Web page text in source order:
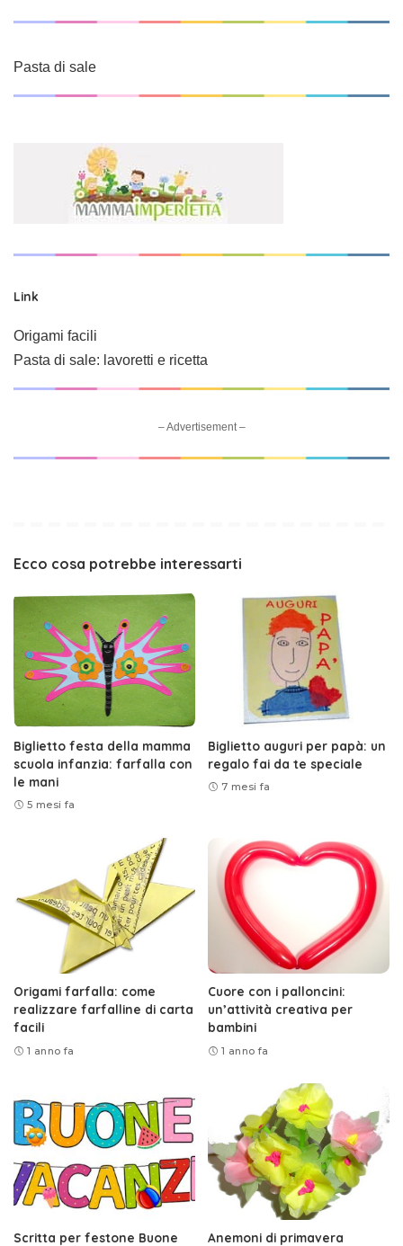
Pasta di sale
Link
Origami facili
Pasta di sale: lavoretti e ricetta
– Advertisement –
Ecco cosa potrebbe interessarti
Biglietto festa della mamma
scuola infanzia: farfalla con
le mani
5 mesi fa
Biglietto auguri per papà: un
regalo fai da te speciale
7 mesi fa
Origami farfalla: come
realizzare farfalline di carta
facili
1 anno fa
Cuore con i palloncini:
un’attività creativa per
bambini
1 anno fa
Scritta per festone Buone
Anemoni di primavera